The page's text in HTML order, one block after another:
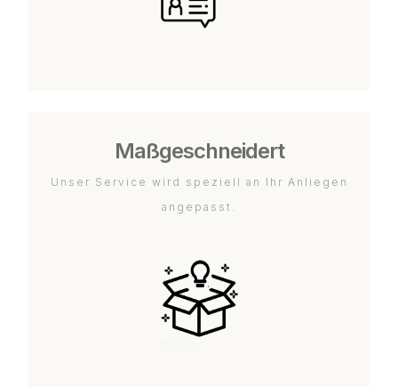
Maßgeschneidert
Unser Service wird speziell an Ihr Anliegen
angepasst.